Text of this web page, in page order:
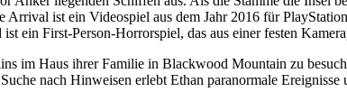
Arrival ist ein Videospiel aus dem Jahr 2016 für
ein First-Person-Horrorspiel, das aus einer festen
im Haus ihrer Familie in Blackwood Mountain zu
nach Hinweisen erlebt Ethan paranormale